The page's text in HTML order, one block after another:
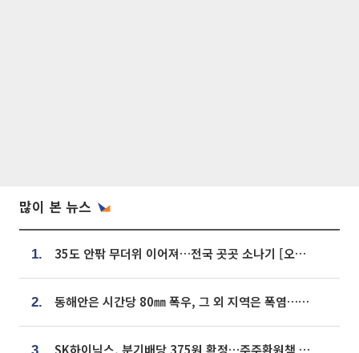
많이 본 뉴스
1. 35도 안팎 무더위 이어져…전국 곳곳 소나기 [오늘 날씨]
2. 동해안은 시간당 80㎜ 폭우, 그 외 지역은 폭염…‘극과 극 날씨’
SK하이닉스, 분기배당 375원 확정…주주환원책 9월로 앞당겨 발표